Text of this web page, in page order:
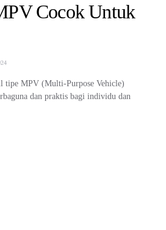
Cocok Untuk
tipe MPV (Multi-Purpose Vehicle)
dan praktis bagi individu dan